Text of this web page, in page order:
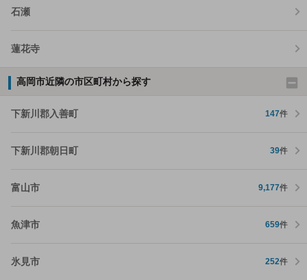
石瀬
蓮花寺
高岡市近隣の市区町村から探す
下新川郡入善町 147件
下新川郡朝日町 39件
富山市 9,177件
魚津市 659件
氷見市 252件